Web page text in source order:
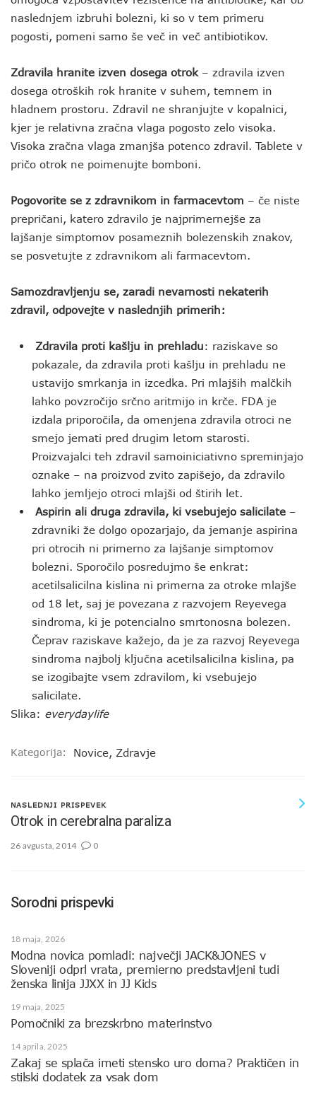
naslednjem izbruhi bolezni, ki so v tem primeru
pogosti, pomeni samo še več in več antibiotikov.
Zdravila hranite izven dosega otrok– zdravila izven
dosega otroških rok hranite v suhem, temnem in
hladnem prostoru. Zdravil ne shranjujte v kopalnici,
kjer je relativna zračna vlaga pogosto zelo visoka.
Visoka zračna vlaga zmanjša potenco zdravil. Tablete v
pričo otrok ne poimenujte bomboni.
Pogovorite se z zdravnikom in farmacevtom – če niste
prepričani, katero zdravilo je najprimernejše za
lajšanje simptomov posameznih bolezenskih znakov,
se posvetujte z zdravnikom ali farmacevtom.
Samozdravljenju se, zaradi nevarnosti nekaterih
zdravil, odpovejte v naslednjih primerih:
Zdravila proti kašlju in prehladu: raziskave so
pokazale, da zdravila proti kašlju in prehladu ne
ustavijo smrkanja in izcedka. Pri mlajših malčkih
lahko povzročijo srčno aritmijo in krče. FDA je
izdala priporočila, da omenjena zdravila otroci ne
smejo jemati pred drugim letom starosti.
Proizvajalci teh zdravil samoiniciativno spreminjajo
oznake – na proizvod zvito zapišejo, da zdravilo
lahko jemljejo otroci mlajši od štirih let.
Aspirin ali druga zdravila, ki vsebujejo salicilate –
zdravniki že dolgo opozarjajo, da jemanje aspirina
pri otrocih ni primerno za lajšanje simptomov
bolezni. Sporočilo posredujmo še enkrat:
acetilsalicilna kislina ni primerna za otroke mlajše
od 18 let, saj je povezana z razvojem Reyevega
sindroma, ki je potencialno smrtonosna bolezen.
Čeprav raziskave kažejo, da je za razvoj Reyevega
sindroma najbolj ključna acetilsalicilna kislina, pa
se izogibajte vsem zdravilom, ki vsebujejo
salicilate.
Slika: everydaylife
Kategorija: Novice, Zdravje
NASLEDNJI PRISPEVEK
Otrok in cerebralna paraliza
26 avgusta, 2014 0
Sorodni prispevki
18 maja, 2026
Modna novica pomladi: največji JACK&JONES v
Sloveniji odprl vrata, premierno predstavljeni tudi
ženska linija JJXX in JJ Kids
19 maja, 2025
Pomočniki za brezskrbno materinstvo
14 aprila, 2025
Zakaj se splača imeti stensko uro doma? Praktičen in
stilski dodatek za vsak dom